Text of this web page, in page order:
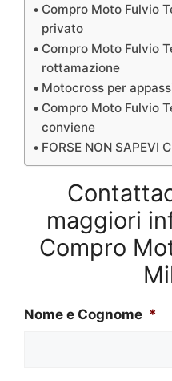
Compro Moto Fulvio
privato
Compro Moto Fulvio
rottamazione
Motocross per
Compro Moto Fulvio
conviene
FORSE NON SAPEVI
maggiori
Compro
Nome e Cognome *